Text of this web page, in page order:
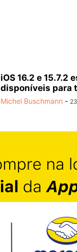
iOS 16.2 e 15.7.2
disponíveis para
Michel Buschmann -